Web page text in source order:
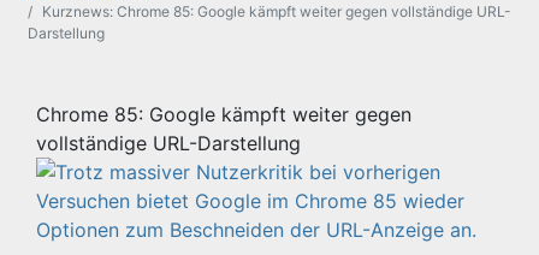
Kurznews: Chrome 85: Google kämpft weiter gegen vollständige URL-
Darstellung
Chrome 85: Google kämpft weiter gegen
vollständige URL-Darstellung